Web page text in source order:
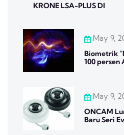
KRONE LSA-PLUS DI
May 9,
Biometrik
100 persen
May 9,
ONCAM
Baru Seri